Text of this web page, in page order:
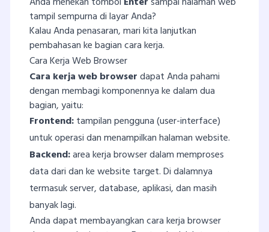
tampil sempurna di layar Anda?
Kalau Anda penasaran, mari kita lanjutkan
pembahasan ke bagian cara kerja.
Cara Kerja Web Browser
Cara kerja web browserdapat Anda pahami
dengan membagi komponennya ke dalam dua
bagian, yaitu:
Frontend:tampilan pengguna (user-interface)
untuk operasi dan menampilkan halaman website.
Backend:area kerja browser dalam memproses
data dari dan ke website target. Di dalamnya
termasuk server, database, aplikasi, dan masih
banyak lagi.
Anda dapat membayangkan cara kerja browser